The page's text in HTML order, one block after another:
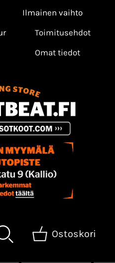
Ilmainen vaihto
Toimitusehdot
Omat tiedot
Ostoskori